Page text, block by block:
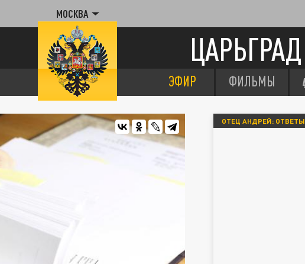
МОСКВА
ЦАРЬГРАД
ЭФИР ФИЛЬМЫ
ОТЕЦ АНДРЕЙ: ОТВЕТЫ